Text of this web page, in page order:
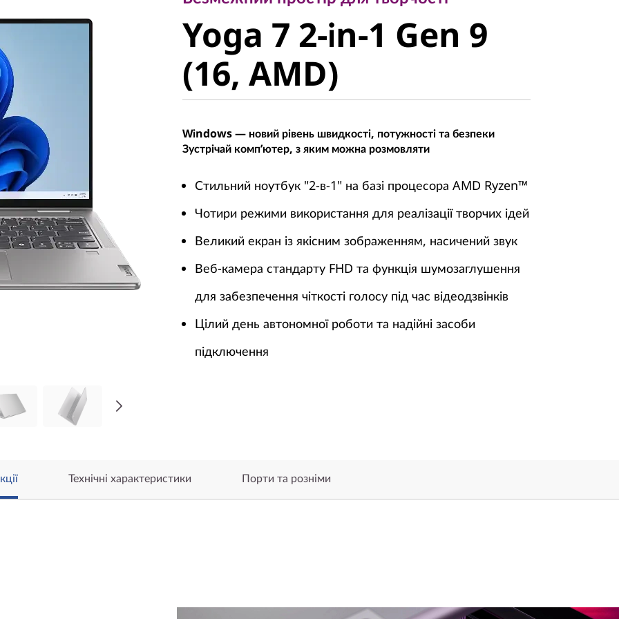
(16, AMD)
Yoga 7 2-in-1 Gen 9
(16, AMD)
Windows — новий рівень швидкості, потужності та безпеки
Зустрічай комп’ютер, з яким можна розмовляти
Стильний ноутбук "2-в-1" на базі процесора AMD Ryzen™
Чотири режими використання для реалізації творчих ідей
Великий екран із якісним зображенням, насичений звук
Веб-камера стандарту FHD та функція шумозаглушення
для забезпечення чіткості голосу під час відеодзвінків
Цілий день автономної роботи та надійні засоби
підключення
Технічні характеристики Порти та розніми